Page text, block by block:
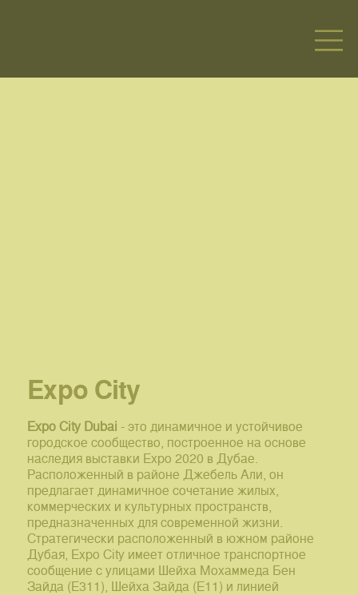
Expo City
Expo City Dubai - это динамичное и устойчивое
городское сообщество, построенное на основе
наследия выставки Expo 2020 в Дубае.
Расположенный в районе Джебель Али, он
предлагает динамичное сочетание жилых,
коммерческих и культурных пространств,
предназначенных для современной жизни.
Стратегически расположенный в южном районе
Дубая, Expo City имеет отличное транспортное
сообщение с улицами Шейха Мохаммеда Бен
Зайда (E311), Шейха Зайда (E11) и линией